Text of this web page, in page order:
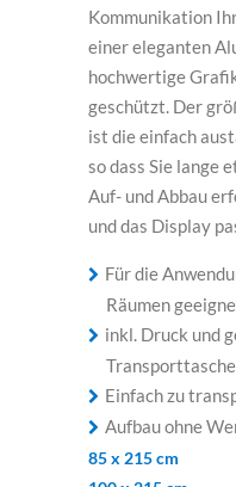
Kommunikation
einer eleganten
hochwertige
geschützt. Der
ist die einfach
so dass Sie lange
Auf- und Abbau
und das Display
Für die
Räumen
inkl. Druck und
Transporttasche
Einfach zu
Aufbau ohne
85 x 215 cm